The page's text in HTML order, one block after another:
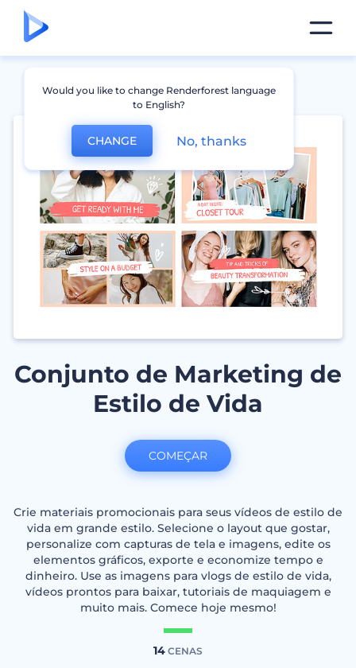
Conjunto de Marketing de
Estilo de Vida
Crie materiais promocionais para seus vídeos de estilo de
vida em grande estilo. Selecione o layout que gostar,
personalize com capturas de tela e imagens, edite os
elementos gráficos, exporte e economize tempo e
dinheiro. Use as imagens para vlogs de estilo de vida,
vídeos prontos para baixar, tutoriais de maquiagem e
muito mais. Comece hoje mesmo!
14 CENAS
COMEÇAR
Would you like to change Renderforest language
to English?
CHANGE No, thanks